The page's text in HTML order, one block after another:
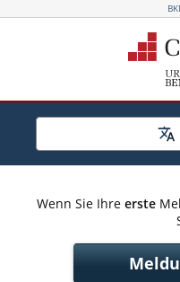
Wenn Sie Ihre erste